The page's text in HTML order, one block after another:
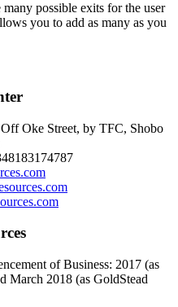
possible exits for the user
you to add as many as you
Oke Street, by TFC, Shobo
of Business: 2017 (as
March 2018 (as GoldStead